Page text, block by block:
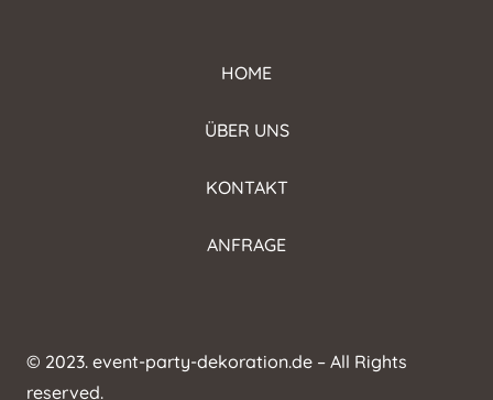
HOME
ÜBER UNS
KONTAKT
ANFRAGE
© 2023. event-party-dekoration.de – All Rights
reserved.